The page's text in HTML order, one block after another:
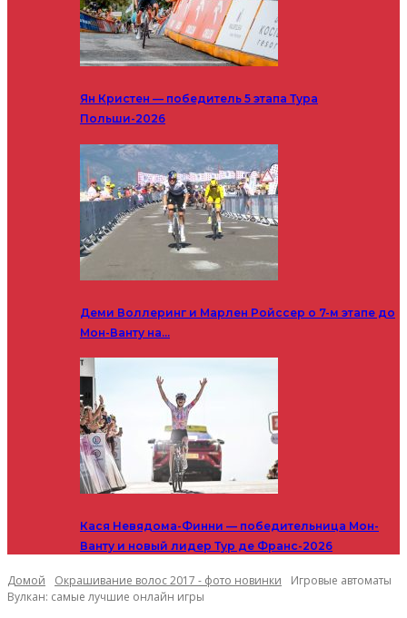
Ян Кристен — победитель 5 этапа Тура
Польши-2026
Деми Воллеринг и Марлен Ройссер о 7-м этапе до
Мон-Ванту на…
Кася Невядома-Финни — победительница Мон-
Ванту и новый лидер Тур де Франс-2026
Домой Окрашивание волос 2017 - фото новинки
Игровые автоматы
Вулкан: самые лучшие онлайн игры